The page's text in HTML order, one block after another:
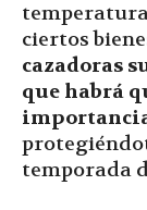
ciertos
cazadoras
que habrá
temporada